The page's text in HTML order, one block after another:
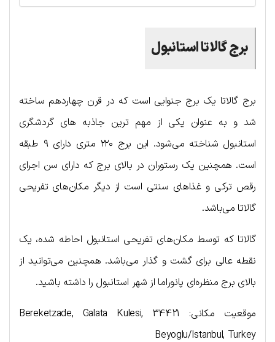
برج گالاتا استانبول
برج گالاتا یک برج جنوایی است که در قرن چهاردهم ساخته
شد و به عنوان یکی از مهم ترین جاذبه های گردشگری
استانبول شناخته می‌شود. این برج ۲۲۰ متری دارای ۹ طبقه
است. همچنین یک رستوران در بالای برج که دارای سن اجرای
رقص ترکی و غذاهای سنتی است از دیگر مکان‌های تفریحی
گالاتا می‌باشد.
گالاتا که توسط مکان‌های تفریحی استانبول احاطه شده، یک
نقطه عالی برای گشت و گذار می‌باشد. همچنین می‌توانید از
بالای برج منظره‌ای پانوراما از شهر استانبول را داشته باشید.
موقعیت مکانی: Bereketzade, Galata Kulesi, 34421
Beyoglu/Istanbul, Turkey